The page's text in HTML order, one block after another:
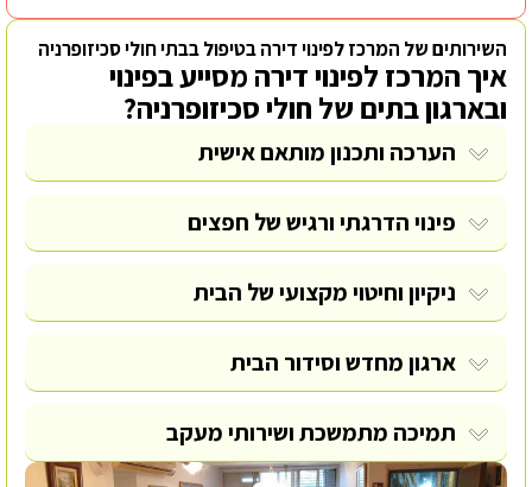
השירותים של המרכז לפינוי דירה בטיפול בבתי חולי סכיזופרניה
איך המרכז לפינוי דירה מסייע בפינוי
ובארגון בתים של חולי סכיזופרניה?
הערכה ותכנון מותאם אישית
פינוי הדרגתי ורגיש של חפצים
ניקיון וחיטוי מקצועי של הבית
ארגון מחדש וסידור הבית
תמיכה מתמשכת ושירותי מעקב